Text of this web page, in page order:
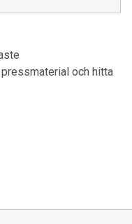
och hitta